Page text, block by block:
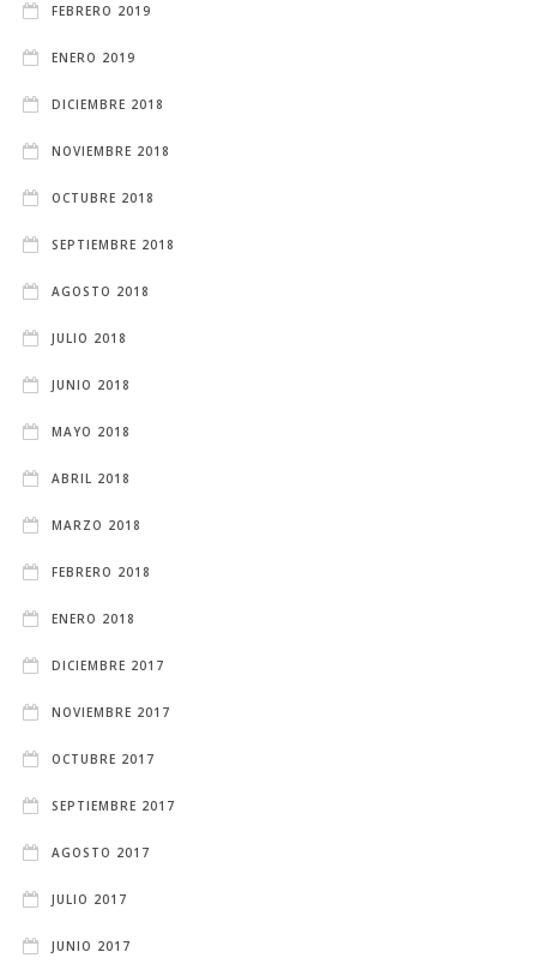
FEBRERO 2019
ENERO 2019
DICIEMBRE 2018
NOVIEMBRE 2018
OCTUBRE 2018
SEPTIEMBRE 2018
AGOSTO 2018
JULIO 2018
JUNIO 2018
MAYO 2018
ABRIL 2018
MARZO 2018
FEBRERO 2018
ENERO 2018
DICIEMBRE 2017
NOVIEMBRE 2017
OCTUBRE 2017
SEPTIEMBRE 2017
AGOSTO 2017
JULIO 2017
JUNIO 2017